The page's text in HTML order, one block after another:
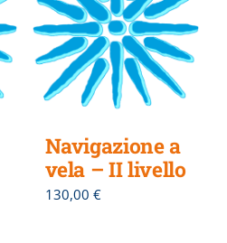
Navigazione a
vela – II livello
130,00 €